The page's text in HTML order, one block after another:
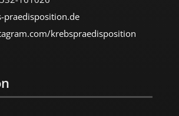
praedisposition.de
​krebspraedisposition